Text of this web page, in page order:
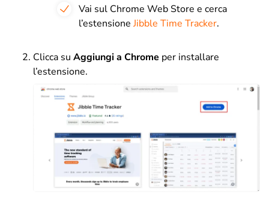
Vai sul Chrome Web Store e cerca
l’estensioneJibble Time Tracker.
Clicca su Aggiungi a Chrome per installare
l’estensione.